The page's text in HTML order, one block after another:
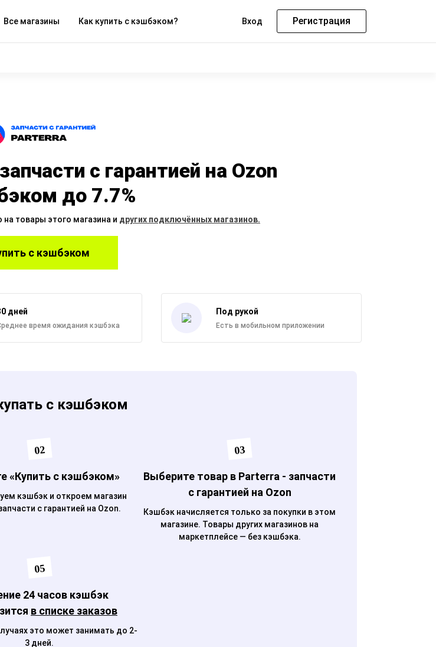
Все магазины Как купить с кэшбэком? Вход Регистрация
с гарантией на Ozon
до 7.7%
на товары этого магазина и других подключённых магазинов.
с кэшбэком
дней
время ожидания кэшбэка
Под рукой
Есть в мобильном приложении
с кэшбэком
02
«Купить с кэшбэком»
кэшбэк и откроем магазин
с гарантией на Ozon.
03
Выберите товар в Parterra - запчасти
с гарантией на Ozon
Кэшбэк начисляется только за покупки в этом
магазине. Товары других магазинов на
маркетплейсе — без кэшбэка.
05
24 часов кэшбэк
в списке заказов
это может занимать до 2-
3 дней.